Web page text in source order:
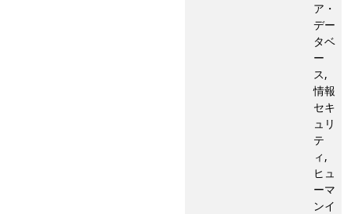
ア・
デー
タベ
ー
ス,
情報
セキ
ュリ
テ
ィ,
ヒュ
ーマ
ンイ